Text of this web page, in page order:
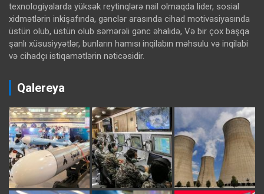
texnologiyalarda yüksək reytinqlərə nail olmaqda lider, sosial
xidmətlərin inkişafında, gənclər arasında cihad motivasiyasında
üstün olub, üstün olub səmərəli gənc əhalidə, Və bir çox başqa
şanlı xüsusiyyətlər, bunların hamısı inqilabın məhsulu və inqilabi
və cihadçı istiqamətlərin nəticəsidir.
Qalereya